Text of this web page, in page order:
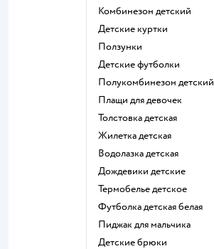
Комбинезон детский
Детские куртки
Ползунки
Детские футболки
Полукомбинезон детский
Плащи для девочек
Толстовка детская
Жилетка детская
Водолазка детская
Дождевики детские
Термобелье детское
Футболка детская белая
Пиджак для мальчика
Детские брюки